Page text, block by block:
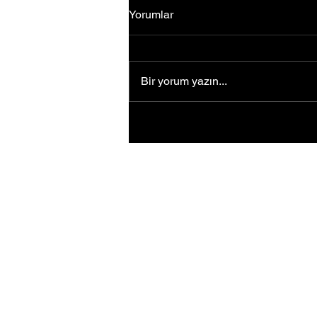
Singapur'daki olimpiyatlarda
Yorumlar
Bir yorum yazın...